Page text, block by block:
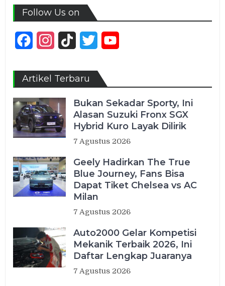
Follow Us on
FacebookInstagram
TikTok Twitter
Artikel Terbaru
Bukan Sekadar Sporty, Ini
Alasan Suzuki Fronx SGX
Hybrid Kuro Layak Dilirik
7 Agustus 2026
Geely Hadirkan The True
Blue Journey, Fans Bisa
Dapat Tiket Chelsea vs AC
Milan
7 Agustus 2026
Auto2000 Gelar Kompetisi
Mekanik Terbaik 2026, Ini
Daftar Lengkap Juaranya
7 Agustus 2026